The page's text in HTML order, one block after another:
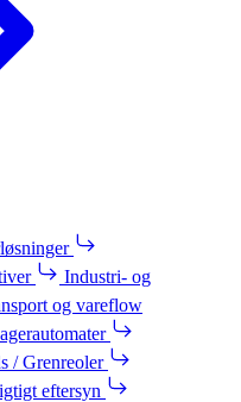
Industri- og
og vareflow
/ Grenreoler
eftersyn